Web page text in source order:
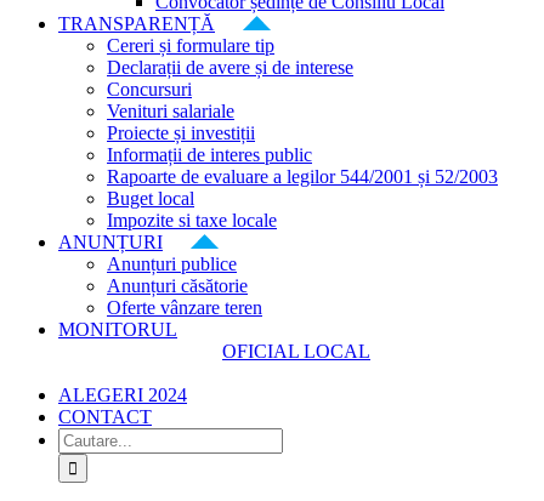
TRANSPARENȚĂ
Cereri și formulare tip
Declarații de avere și de interese
Concursuri
Venituri salariale
Proiecte și investiții
Informații de interes public
Rapoarte de evaluare a legilor 544/2001 și 52/2003
Buget local
Impozite si taxe locale
ANUNȚURI
Anunțuri publice
Anunțuri căsătorie
Oferte vânzare teren
MONITORUL
OFICIAL LOCAL
ALEGERI 2024
CONTACT
Cautare...